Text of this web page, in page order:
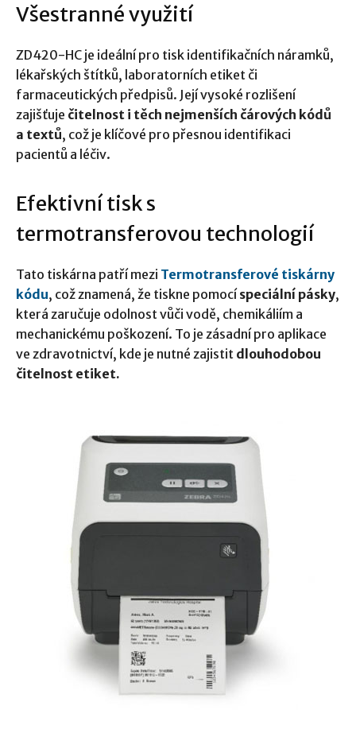
Všestranné využití
ZD420-HC je ideální pro tisk identifikačních náramků,
lékařských štítků, laboratorních etiket či
farmaceutických předpisů. Její vysoké rozlišení
zajišťuje čitelnost i těch nejmenších čárových kódů
a textů, což je klíčové pro přesnou identifikaci
pacientů a léčiv.
Efektivní tisk s
termotransferovou technologií
Tato tiskárna patří mezi Termotransferové tiskárny
kódu, což znamená, že tiskne pomocíspeciální pásky,
která zaručuje odolnost vůči vodě, chemikáliím a
mechanickému poškození. To je zásadní pro aplikace
ve zdravotnictví, kde je nutné zajistit dlouhodobou
čitelnost etiket.